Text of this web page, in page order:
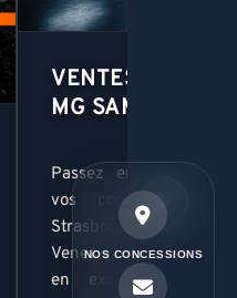
VENTES PRIVÉES
MG SAMEDI 30
Passez en mode VIP
vos concessions
Strasbourg, Nancy et
Venez découvrir et
en exclusivité nos
❯
NOS CONCESSIONS